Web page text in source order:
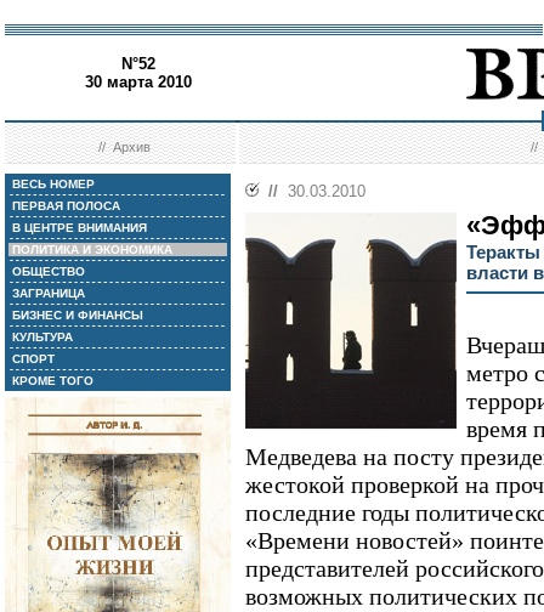
N°52
30 марта 2010
//Архив //
ВЕСЬ НОМЕР
ПЕРВАЯ ПОЛОСА
В ЦЕНТРЕ ВНИМАНИЯ
ПОЛИТИКА И ЭКОНОМИКА
ОБЩЕСТВО
ЗАГРАНИЦА
БИЗНЕС И ФИНАНСЫ
КУЛЬТУРА
СПОРТ
КРОМЕ ТОГО
// 30.03.2010
власти
метро
время
Медведева на посту
жестокой проверкой на
последние годы
«Времени новостей»
представителей
возможных политических